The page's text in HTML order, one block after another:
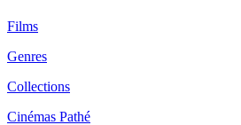
Films
Genres
Collections
Cinémas Pathé